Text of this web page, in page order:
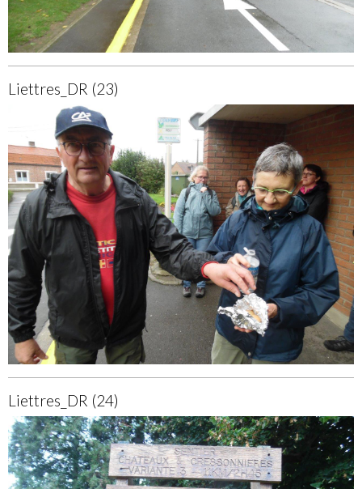
Liettres_DR (23)
Liettres_DR (24)